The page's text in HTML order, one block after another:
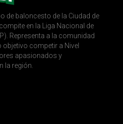
de baloncesto de la Ciudad de
en la Liga Nacional de
Representa a la comunidad
objetivo competir a Nivel
apasionados y
la región.